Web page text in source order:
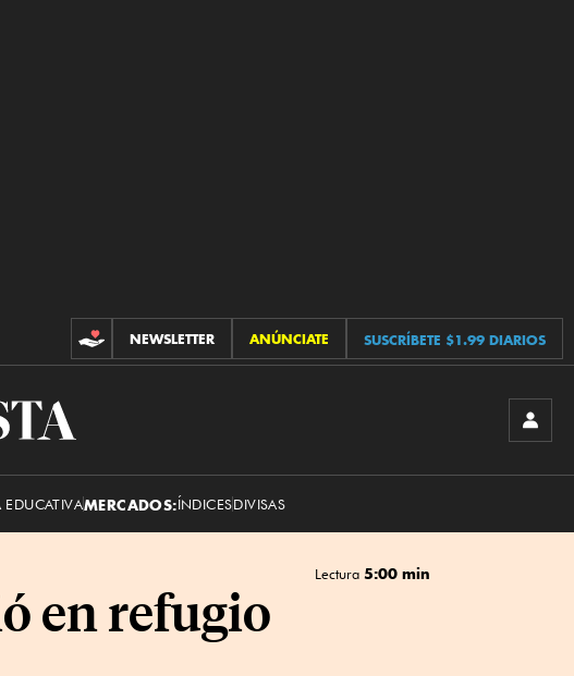
CONTRIBUCIONES
NEWSLETTER ANÚNCIATE SUSCRÍBETE $1.99 DIARIOS
EDUCATIVAMERCADOS:ÍNDICESDIVISAS
Lectura 5:00 min
en refugio